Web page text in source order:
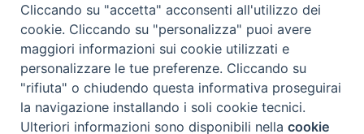
SEGUICI SU
Facebook
Instagram
X YouTube
Feed
Privacy Policy - trasparenza
© 2016 - 2026 Diocesi Molfetta Ruvo Giovinazzo Terlizzi
Preferenze Cookie
Cliccando su "accetta" acconsenti all'utilizzo dei
cookie. Cliccando su "personalizza" puoi avere
maggiori informazioni sui cookie utilizzati e
personalizzare le tue preferenze. Cliccando su
"rifiuta" o chiudendo questa informativa proseguirai
la navigazione installando i soli cookie tecnici.
Ulteriori informazioni sono disponibili nellacookie